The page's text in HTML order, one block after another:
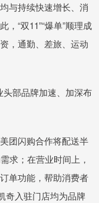
与持续快速增长、消
“双11”“爆单”顺理成
，通勤、差旅、运动
头部品牌加速、加深布
团闪购合作将配送半
求；在营业时间上，
单功能，帮助消费者
奇入驻门店均为品牌